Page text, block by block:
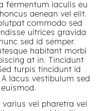
fermentum iaculis eu
aenean vel elit.
commodo sed
ultrices gravida
sed id semper.
habitant morbi
at in. Tincidunt
turpis tincidunt id
lacus vestibulum sed
vel pharetra vel